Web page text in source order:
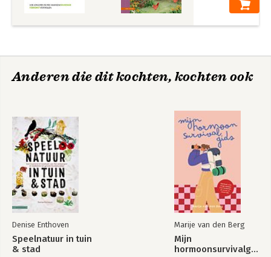
9 Onderwijs. Van emancipatie naar transitie
Nawoord. Dit is alles wat we hebben
Bronnen
Register
Over de auteur
Anderen die dit kochten, kochten ook
Denise Enthoven
Speelnatuur in tuin
& stad
Marije van den Berg
Mijn
hormoonsurvivalgids